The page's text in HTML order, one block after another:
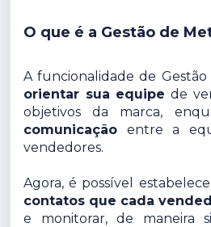
O que é a Gestão de
A funcionalidade de Gestão
orientar sua equipe de
objetivos da marca,
comunicação entre a
vendedores.
Agora, é possível
contatos que cada
e monitorar, de maneira